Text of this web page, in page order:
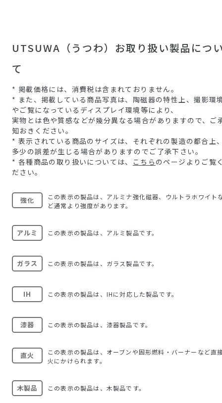
UTSUWA（うつわ）お取り扱い製品につ
て
* 掲載価格には、消費税は含まれておりません。
* また、掲載している商品写真は、陶磁器の特性上、撮影環
やご覧になっているディスプレイ環境等により、
実物とは色や質感などが幾分異なる場合がありますので、ご
知おきください。
* 表示されている商品のサイズは、それぞれの製造の都合上
多少の誤差が生じる場合がありますのでご了承下さい。
* 各種商品の取り扱いについては、
こちら のページよりご覧
ださい。
強化
この表示の製品は、アルミナ強化磁器、ウルトラホワイト
ど通常より強度があります。
アルミ この表示の製品は、アルミ製品です。
ガラス この表示の製品は、ガラス製品です。
IH この表示の製品は、IHに対応した製品です。
漆器 この表示の製品は、漆器製品です。
直火
この表示の製品は、オーブンや固形燃料・バーナーなど直
火にかけられます。
木製品 この表示の製品は、木製品です。